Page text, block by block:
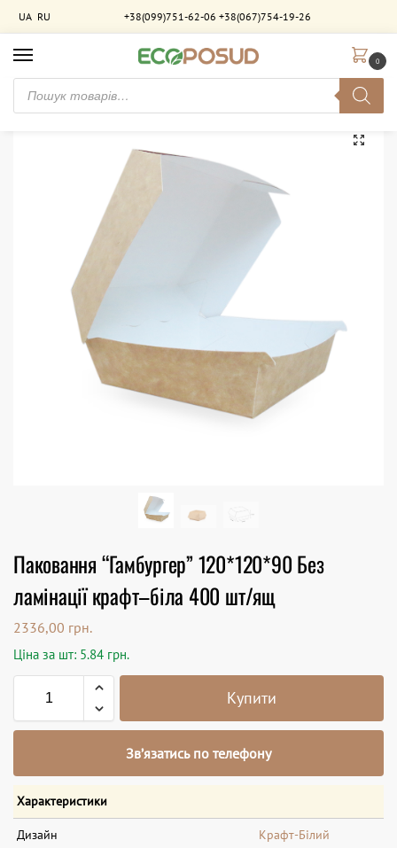
UA RU +38(099)751-62-06 +38(067)754-19-26
0
Головна / Паковання для фастфуду Паковання “Гамбургер” 120*120*90 Без ламінації крафт–біла 400 шт/ящ
Паковання “Гамбургер” 120*120*90 Без
ламінації крафт–біла 400 шт/ящ
2336,00 грн.
Ціна за шт: 5.84 грн.
Купити
Зв’язатись по телефону
Характеристики
Дизайн Крафт-Білий